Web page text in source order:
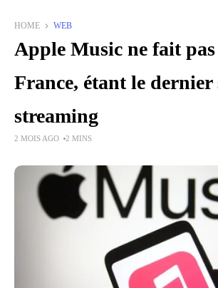
HOME WEB
Apple Music ne fait pas
France, étant le dernier
streaming
2 MOIS AGO 2 MINS